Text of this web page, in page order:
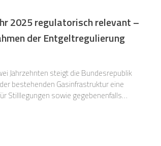
Umweltrecht Vergabe
und Handelsrecht Kommunen
2025 regulatorisch relevant –
der Entgeltregulierung
Jahrzehnten steigt die Bundesrepublik
bestehenden Gasinfrastruktur eine
Stilllegungen sowie gegebenenfalls